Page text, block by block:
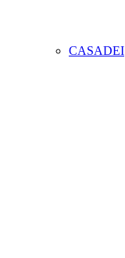
CASADEI